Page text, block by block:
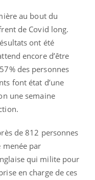
au bout du
de Covid long.
ont été
encore d’être
des personnes
font état d’une
une semaine
de 812 personnes
menée par
qui milite pour
en charge de ces